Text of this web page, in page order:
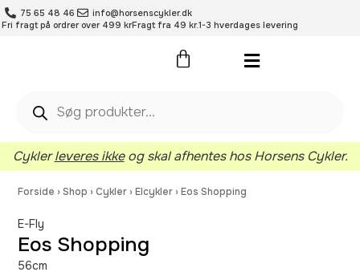
75 65 48 46
info@horsenscykler.dk
Fri fragt på ordrer over 499 krFragt fra 49 kr.1-3 hverdages levering
Cyklerleveres ikkeog skal afhentes hos Horsens Cykler.
Forside ›Shop ›Cykler ›Elcykler ›Eos Shopping
E-Fly
Eos Shopping
56cm